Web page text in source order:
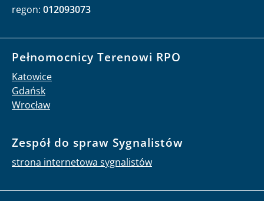
regon: 012093073
Pełnomocnicy Terenowi RPO
Katowice
Gdańsk
Wrocław
Zespół do spraw Sygnalistów
strona internetowa sygnalistów